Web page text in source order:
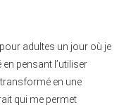
adultes un jour où je
pensant l’utiliser
en une
qui me permet